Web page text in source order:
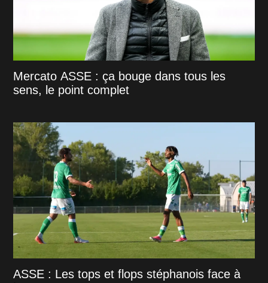
Mercato ASSE : ça bouge dans tous les
sens, le point complet
ASSE : Les tops et flops stéphanois face à